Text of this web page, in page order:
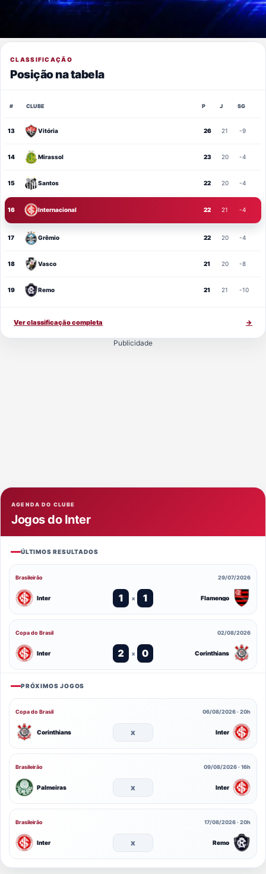
CLASSIFICAÇÃO
Posição na tabela
# CLUBE P J SG
13 Vitória 26 21 -9
14 Mirassol 23 20 -4
15 Santos 22 20 -4
16 Internacional 22 21 -4
17 Grêmio 22 20 -4
18 Vasco 21 20 -8
19 Remo 21 21 -10
Ver classificação completa →
Publicidade
AGENDA DO CLUBE
Jogos do Inter
ÚLTIMOS RESULTADOS
Brasileirão 29/07/2026
Inter 1 x 1 Flamengo
Copa do Brasil 02/08/2026
Inter 2 x 0 Corinthians
PRÓXIMOS JOGOS
Copa do Brasil 06/08/2026 · 20h
Corinthians x Inter
Brasileirão 09/08/2026 · 16h
Palmeiras x Inter
Brasileirão 17/08/2026 · 20h
Inter x Remo